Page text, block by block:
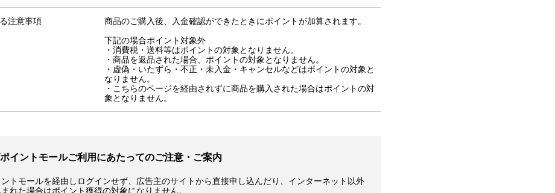
注意事項
商品のご購入後、入金確認ができたときにポイントが加算されます。
下記の場合ポイント対象外
・消費税・送料等はポイントの対象となりません。
・商品を返品された場合、ポイントの対象となりません。
・虚偽・いたずら・不正・未入金・キャンセルなどはポイントの対象と
なりません。
・こちらのページを経由されずに商品を購入された場合はポイントの対
象となりません。
イントモールご利用にあたってのご注意・ご案内
ントモールを経由しログインせず、広告主のサイトから直接申し込んだり、インターネット以外
れた場合はポイント獲得の対象になりません。